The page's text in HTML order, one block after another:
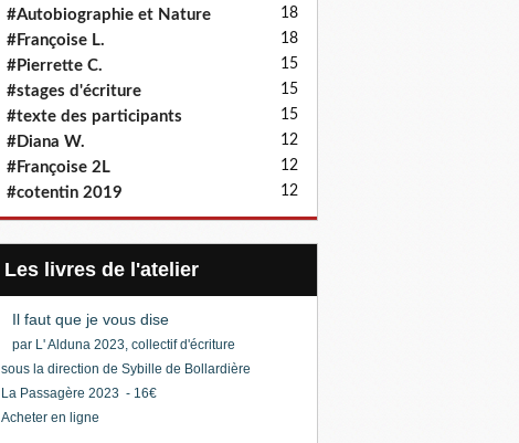
#Autobiographie et Nature 18
#Françoise L. 18
#Pierrette C. 15
#stages d'écriture 15
#texte des participants 15
#Diana W. 12
#Françoise 2L 12
#cotentin 2019 12
Les livres de l'atelier
Il faut que je vous dise
par L' Alduna 2023, collectif d'écriture
sous la direction de Sybille de Bollardière
La Passagère 2023 - 16€
Acheter en ligne